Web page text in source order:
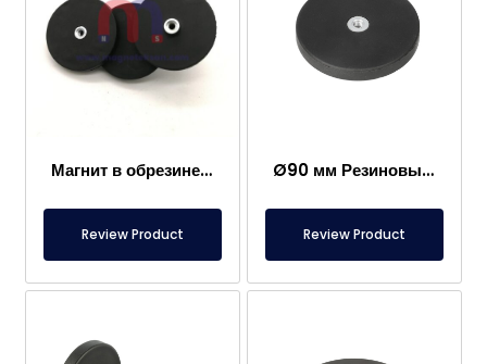
Магнит в обрезиненном корпусе
Review Product
Ø90 мм Резиновый горшковый магнит с внутренней резьбой
Review Product